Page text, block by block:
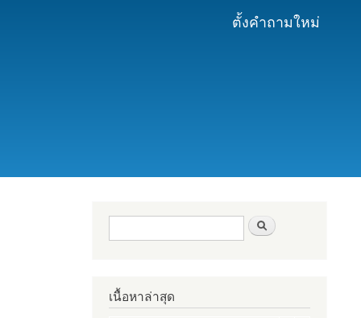
ตั้งคำถามใหม่
ฟอร์มค้นหา
เนื้อหาล่าสุด